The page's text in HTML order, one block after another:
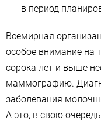
в период
Всемирная
особое внимание на
сорока лет и выше
маммографию.
заболевания
А это, в свою